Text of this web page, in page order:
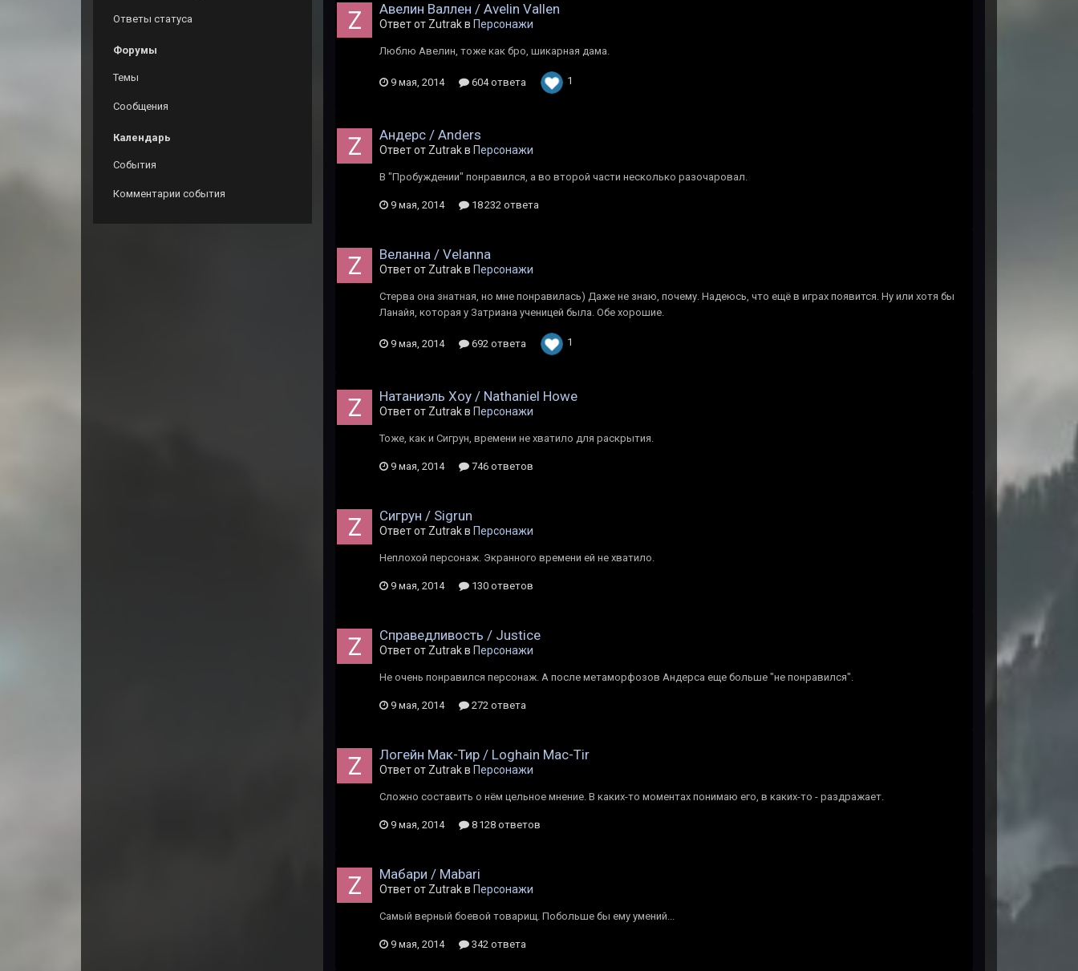
Ответы статуса
Форумы
Темы
Сообщения
Календарь
События
Комментарии события
Авелин Валлен / Avelin Vallen
Ответ от Zutrak в Персонажи
Люблю Авелин, тоже как бро, шикарная дама.
9 мая, 2014 604 ответа 1
Андерс / Anders
Ответ от Zutrak в Персонажи
В "Пробуждении" понравился, а во второй части несколько разочаровал.
9 мая, 2014 18 232 ответа
Веланна / Velanna
Ответ от Zutrak в Персонажи
Стерва она знатная, но мне понравилась) Даже не знаю, почему. Надеюсь, что ещё в играх появится. Ну или хотя бы
Ланайя, которая у Затриана ученицей была. Обе хорошие.
9 мая, 2014 692 ответа 1
Натаниэль Хоу / Nathaniel Howe
Ответ от Zutrak в Персонажи
Тоже, как и Сигрун, времени не хватило для раскрытия.
9 мая, 2014 746 ответов
Сигрун / Sigrun
Ответ от Zutrak в Персонажи
Неплохой персонаж. Экранного времени ей не хватило.
9 мая, 2014 130 ответов
Справедливость / Justice
Ответ от Zutrak в Персонажи
Не очень понравился персонаж. А после метаморфозов Андерса еще больше "не понравился".
9 мая, 2014 272 ответа
Логейн Мак-Тир / Loghain Mac-Tir
Ответ от Zutrak в Персонажи
Сложно составить о нём цельное мнение. В каких-то моментах понимаю его, в каких-то - раздражает.
9 мая, 2014 8 128 ответов
Мабари / Mabari
Ответ от Zutrak в Персонажи
Самый верный боевой товарищ. Побольше бы ему умений...
9 мая, 2014 342 ответа